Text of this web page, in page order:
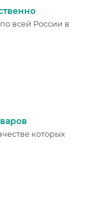
всей России в
которых